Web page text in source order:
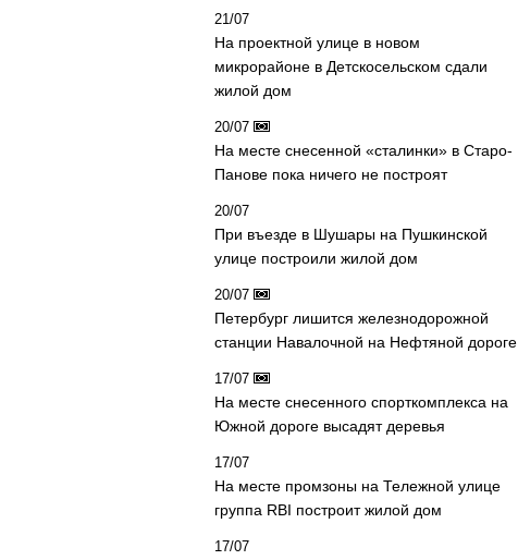
21/07
На проектной улице в новом
микрорайоне в Детскосельском сдали
жилой дом
20/07
На месте снесенной «сталинки» в Старо-
Панове пока ничего не построят
20/07
При въезде в Шушары на Пушкинской
улице построили жилой дом
20/07
Петербург лишится железнодорожной
станции Навалочной на Нефтяной дороге
17/07
На месте снесенного спорткомплекса на
Южной дороге высадят деревья
17/07
На месте промзоны на Тележной улице
группа RBI построит жилой дом
17/07